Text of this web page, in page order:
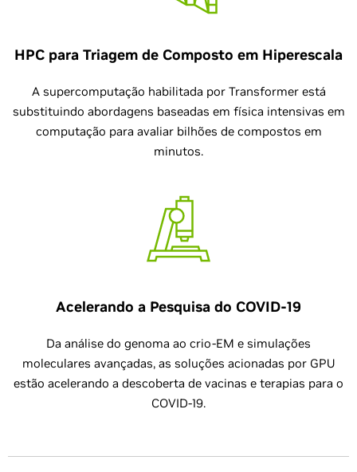
HPC para Triagem de Composto em Hiperescala
A supercomputação habilitada por Transformer está
substituindo abordagens baseadas em física intensivas em
computação para avaliar bilhões de compostos em
minutos.
Acelerando a Pesquisa do COVID-19
Da análise do genoma ao crio-EM e simulações
moleculares avançadas, as soluções acionadas por GPU
estão acelerando a descoberta de vacinas e terapias para o
COVID-19.